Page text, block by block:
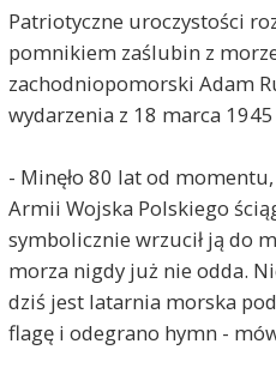
Patriotyczne uroczystości
pomnikiem zaślubin z
zachodniopomorski Adam
wydarzenia z 18 marca
- Minęło 80 lat od
Armii Wojska Polskiego
symbolicznie wrzucił ją do
morza nigdy już nie odda.
dziś jest latarnia morska
flagę i odegrano hymn -